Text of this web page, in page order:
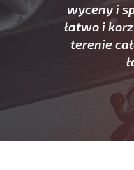
wyceny i
łatwo i
terenie